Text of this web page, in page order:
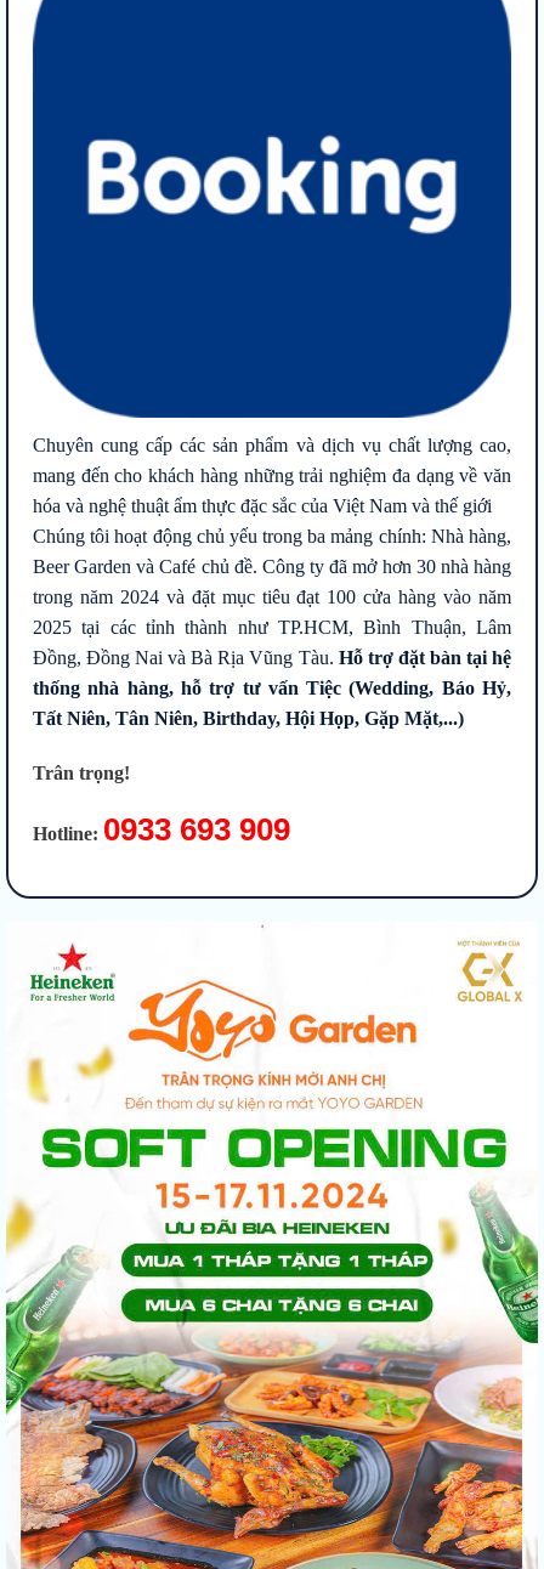
Chuyên cung cấp các sản phẩm và dịch vụ chất lượng cao,
mang đến cho khách hàng những trải nghiệm đa dạng về văn
hóa và nghệ thuật ẩm thực đặc sắc của Việt Nam và thế giới
Chúng tôi hoạt động chủ yếu trong ba mảng chính: Nhà hàng,
Beer Garden và Café chủ đề. Công ty đã mở hơn 30 nhà hàng
trong năm 2024 và đặt mục tiêu đạt 100 cửa hàng vào năm
2025 tại các tỉnh thành như TP.HCM, Bình Thuận, Lâm
Đồng, Đồng Nai và Bà Rịa Vũng Tàu. Hỗ trợ đặt bàn tại hệ
thống nhà hàng, hỗ trợ tư vấn Tiệc (Wedding, Báo Hỷ,
Tất Niên, Tân Niên, Birthday, Hội Họp, Gặp Mặt,...)
Trân trọng!
Hotline: 0933 693 909